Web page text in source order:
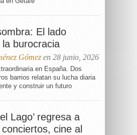
El lado
la burocracia
Gómez en 28 junio, 2026
en España. Dos
barrios relatan su lucha diaria
y construir un futuro
Lago’ regresa a
cine al